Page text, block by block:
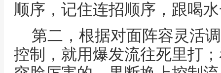
顺序，记住连招顺序，跟喝
第二，根据对面阵容灵活
控制，就用爆发流往死里打